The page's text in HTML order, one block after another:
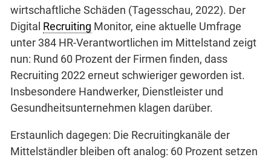
wirtschaftliche Schäden (Tagesschau, 2022). Der
Digital Recruiting Monitor, eine aktuelle Umfrage
unter 384 HR-Verantwortlichen im Mittelstand zeigt
nun: Rund 60 Prozent der Firmen finden, dass
Recruiting 2022 erneut schwieriger geworden ist.
Insbesondere Handwerker, Dienstleister und
Gesundheitsunternehmen klagen darüber.
Erstaunlich dagegen: Die Recruitingkanäle der
Mittelständler bleiben oft analog: 60 Prozent setzen